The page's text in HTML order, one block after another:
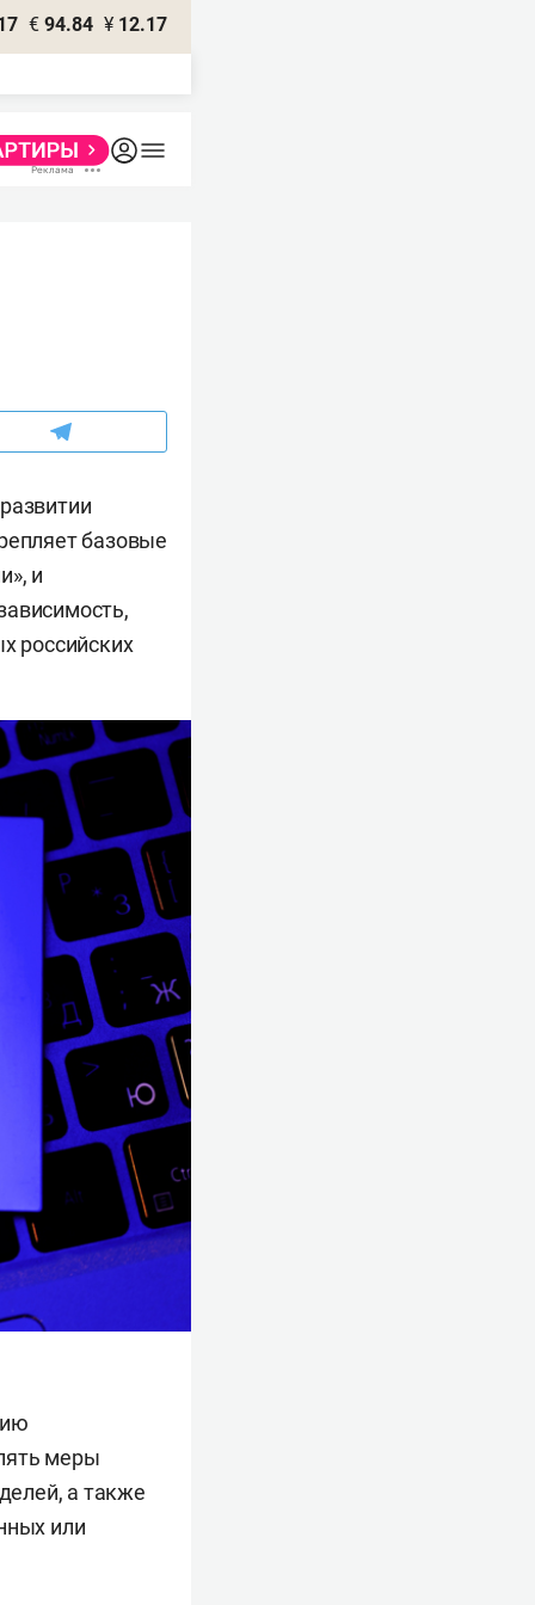
€ 94.84 ¥ 12.17
базовые
и
российских
меры
а также
или